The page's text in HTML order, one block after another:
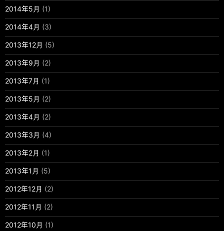
2014年5月 (1)
2014年4月 (3)
2013年12月 (5)
2013年9月 (2)
2013年7月 (1)
2013年5月 (2)
2013年4月 (2)
2013年3月 (4)
2013年2月 (1)
2013年1月 (5)
2012年12月 (2)
2012年11月 (2)
2012年10月 (1)